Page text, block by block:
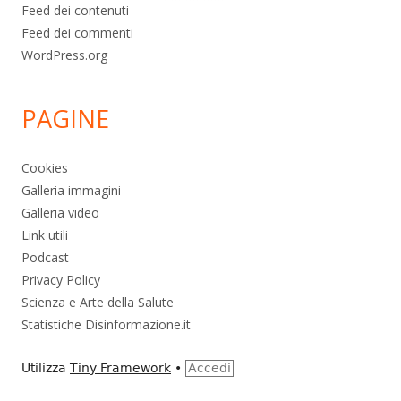
Feed dei contenuti
Feed dei commenti
WordPress.org
PAGINE
Cookies
Galleria immagini
Galleria video
Link utili
Podcast
Privacy Policy
Scienza e Arte della Salute
Statistiche Disinformazione.it
Utilizza Tiny Framework • Accedi